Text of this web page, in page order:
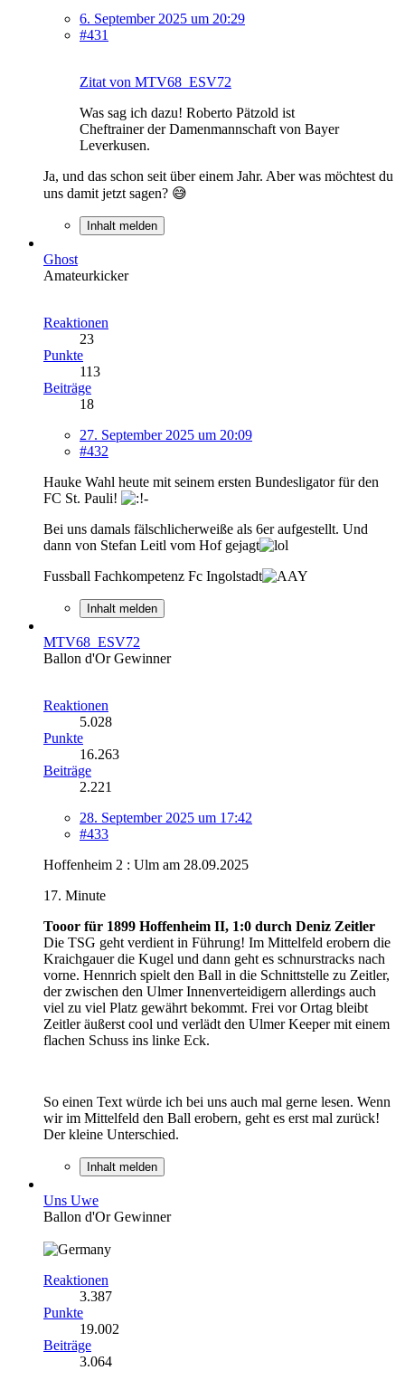
6. September 2025 um 20:29
#431
Zitat von MTV68_ESV72
Was sag ich dazu! Roberto Pätzold ist
Cheftrainer der Damenmannschaft von Bayer
Leverkusen.
Ja, und das schon seit über einem Jahr. Aber was möchtest du
uns damit jetzt sagen? 😅
Inhalt melden
Ghost
Amateurkicker
Reaktionen
23
Punkte
113
Beiträge
18
27. September 2025 um 20:09
#432
Hauke Wahl heute mit seinem ersten Bundesligator für den
FC St. Pauli!
Bei uns damals fälschlicherweiße als 6er aufgestellt. Und
dann von Stefan Leitl vom Hof gejagt
Fussball Fachkompetenz Fc Ingolstadt
Inhalt melden
MTV68_ESV72
Ballon d'Or Gewinner
Reaktionen
5.028
Punkte
16.263
Beiträge
2.221
28. September 2025 um 17:42
#433
Hoffenheim 2 : Ulm am 28.09.2025
17. Minute
Tooor für 1899 Hoffenheim II, 1:0 durch Deniz Zeitler
Die TSG geht verdient in Führung! Im Mittelfeld erobern die
Kraichgauer die Kugel und dann geht es schnurstracks nach
vorne. Hennrich spielt den Ball in die Schnittstelle zu Zeitler,
der zwischen den Ulmer Innenverteidigern allerdings auch
viel zu viel Platz gewährt bekommt. Frei vor Ortag bleibt
Zeitler äußerst cool und verlädt den Ulmer Keeper mit einem
flachen Schuss ins linke Eck.
So einen Text würde ich bei uns auch mal gerne lesen. Wenn
wir im Mittelfeld den Ball erobern, geht es erst mal zurück!
Der kleine Unterschied.
Inhalt melden
Uns Uwe
Ballon d'Or Gewinner
Reaktionen
3.387
Punkte
19.002
Beiträge
3.064